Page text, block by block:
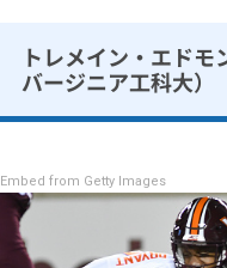
トレメイン・エド
バージニア工科大）
Embed from Getty Images